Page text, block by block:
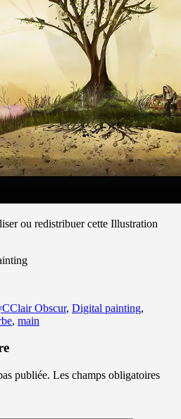
ou redistribuer cette Illustration
Catégories
Clair Obscur, Digital painting,
, main
publiée. Les champs obligatoires